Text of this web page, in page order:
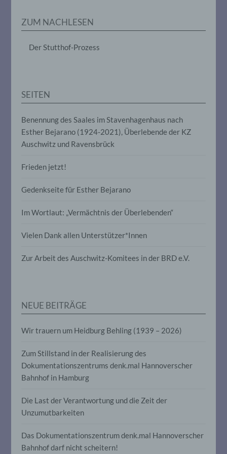
ZUM NACHLESEN
Der Stutthof-Prozess
SEITEN
Benennung des Saales im Stavenhagenhaus nach
Esther Bejarano (1924-2021), Überlebende der KZ
Auschwitz und Ravensbrück
Frieden jetzt!
Gedenkseite für Esther Bejarano
Im Wortlaut: „Vermächtnis der Überlebenden“
Vielen Dank allen Unterstützer*Innen
Zur Arbeit des Auschwitz-Komitees in der BRD e.V.
NEUE BEITRÄGE
Wir trauern um Heidburg Behling (1939 – 2026)
Zum Stillstand in der Realisierung des
Dokumentationszentrums denk.mal Hannoverscher
Bahnhof in Hamburg
Die Last der Verantwortung und die Zeit der
Unzumutbarkeiten
Das Dokumentationszentrum denk.mal Hannoverscher
Bahnhof darf nicht scheitern!
Anpassung oder Veränderung, das
Auslesen, das Abfragen, die Verwendung,
Verbreitung oder eine andere Form der
Einschränkung der Verarbeitung ist die
Markierung gespeicherter
e) Profiling
Profiling ist jede Art der automatisierten
die darin besteht, dass diese
werden, um bestimmte persönliche
Aspekte, die sich auf eine natürliche
Gesundheit, persönlicher Vorlieben,
Interessen, Zuverlässigkeit, Verhalten,
natürlichen Person zu analysieren oder
vorherzusagen.
f) Pseudonymisierung
personenbezogener Daten in einer Weise,
auf welche die personenbezogenen Daten
spezifischen betroffenen Person
zugeordnet werden können, sofern diese